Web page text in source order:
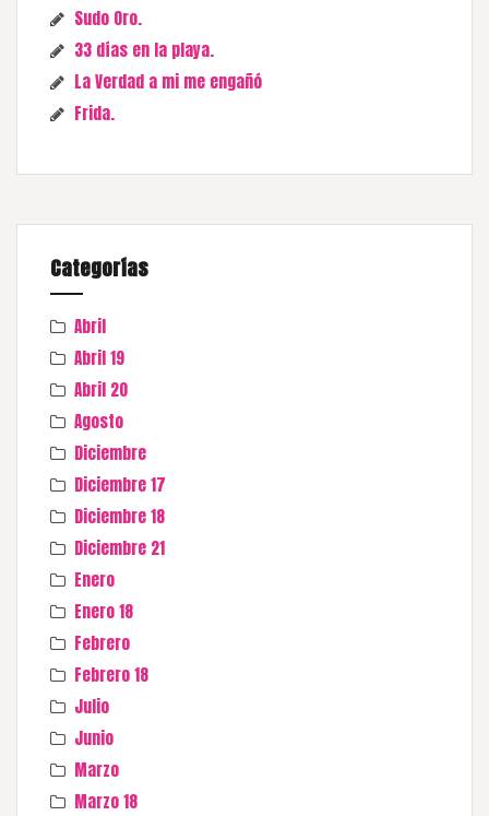
Sudo Oro.
33 días en la playa.
La Verdad a mi me engañó
Frida.
Categorías
Abril
Abril 19
Abril 20
Agosto
Diciembre
Diciembre 17
Diciembre 18
Diciembre 21
Enero
Enero 18
Febrero
Febrero 18
Julio
Junio
Marzo
Marzo 18